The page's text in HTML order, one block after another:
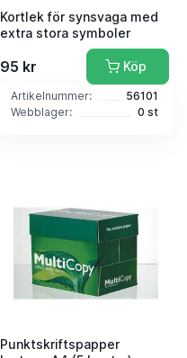
Kortlek för synsvaga med
extra stora symboler
95 kr Köp
Artikelnummer:
56101
Webblager:
0 st
Punktskriftspapper